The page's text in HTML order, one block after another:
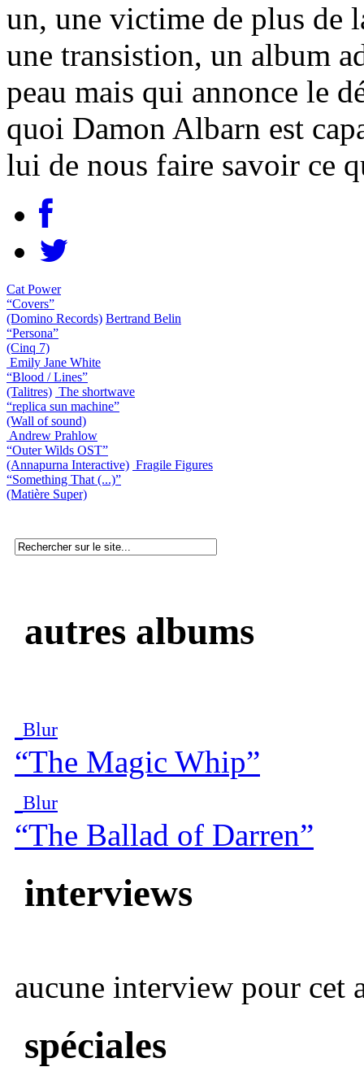
un, une victime de plus de
une transistion, un album
peau mais qui annonce le
quoi Damon Albarn est
lui de nous faire savoir ce
Cat Power
“Covers”
(Domino Records) Bertrand Belin
“Persona”
(Cinq 7)
Emily Jane White
“Blood / Lines”
(Talitres) The shortwave
“replica sun machine”
(Wall of sound)
Andrew Prahlow
“Outer Wilds OST”
(Annapurna Interactive) Fragile Figures
“Something That (...)”
(Matière Super)
autres albums
Blur
“The Magic Whip”
Blur
“The Ballad of Darren”
interviews
aucune interview pour cet
spéciales